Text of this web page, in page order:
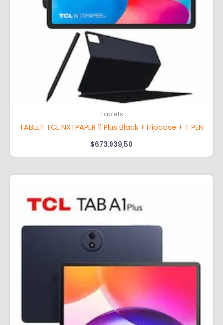
Tablets
TABLET TCL NXTPAPER 11 Plus Black + Flipcase + T PEN
$673.939,50